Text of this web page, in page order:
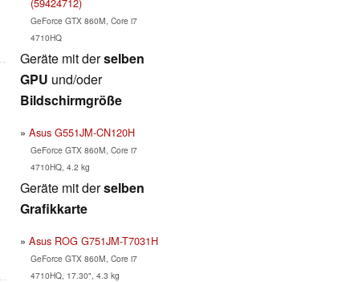
GeForce GTX 860M, Core i7
4710HQ
Geräte mit derselben
GPU und/oder
Bildschirmgröße
Asus G551JM-CN120H
GeForce GTX 860M, Core i7
4710HQ, 4.2 kg
Geräte mit derselben
Grafikkarte
Asus ROG G751JM-T7031H
GeForce GTX 860M, Core i7
4710HQ, 17.30", 4.3 kg